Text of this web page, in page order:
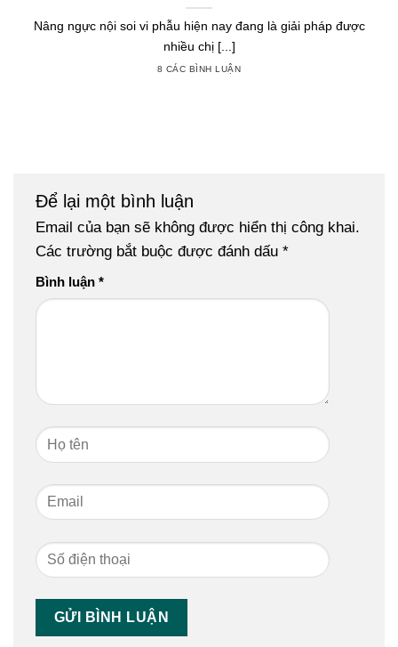
Nâng ngực nội soi vi phẫu hiện nay đang là giải pháp được
nhiều chị [...]
8 CÁC BÌNH LUẬN
Để lại một bình luận
Email của bạn sẽ không được hiển thị công khai.
Các trường bắt buộc được đánh dấu *
Bình luận *